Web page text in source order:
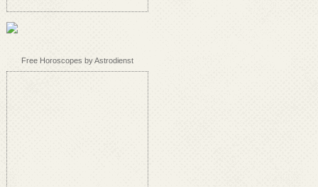
Free Horoscopes by Astrodienst